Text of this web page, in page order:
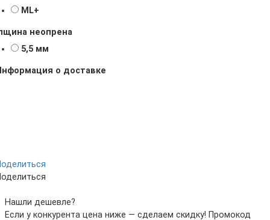
ML+
неопрена
5,5 мм
о доставке
Нашли дешевле?
Если у конкурента цена ниже — сделаем скидку! Промокод